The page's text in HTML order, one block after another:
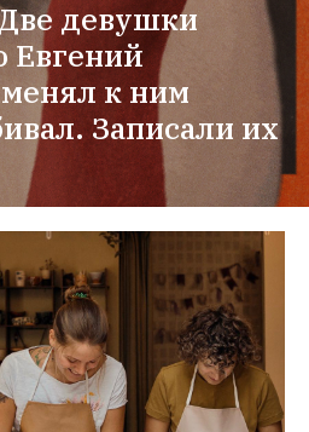
девушки
Евгений
к ним
Записали их